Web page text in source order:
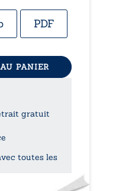
PDF
PANIER
gratuit
toutes les